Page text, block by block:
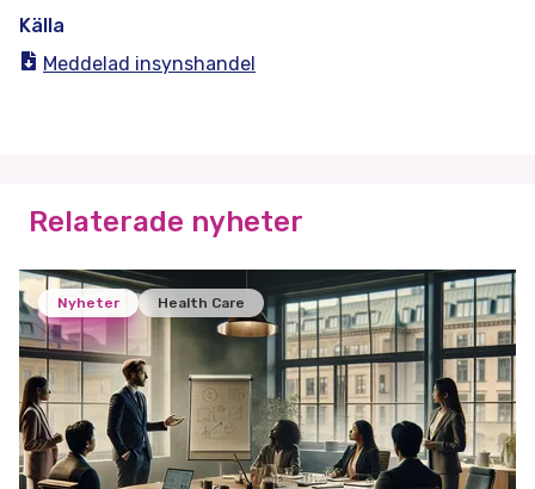
Källa
Meddelad insynshandel
Relaterade nyheter
Nyheter Health Care